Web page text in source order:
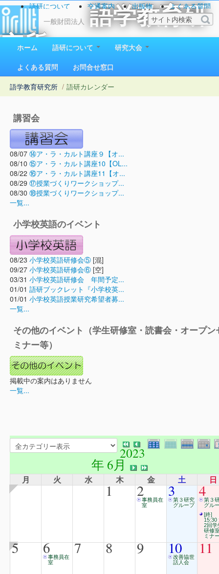
一般財団法人
語学教育研
究所
1923（大正12）年創立
語研について 交通案内 出版物
よくある質問
お問い合わせ
ホーム 語研について
研究大会
よくある質問
お問合せ窓口
語学教育研究所 / 語研カレンダー
講習会
08/07 ⑭ア・ラ・カルト講座９【オ...
08/10 ⑮ア・ラ・カルト講座10【OL...
08/22 ⑯ア・ラ・カルト講座11【オ...
08/29 ⑰授業づくりワークショップ...
08/30 ⑱授業づくりワークショップ...
一覧...
小学校英語のイベント
08/23 小学校英語研修会⑤ [混]
09/27 小学校英語研修会⑥ [空]
03/31 小学校英語研修会 年間予定...
01/01 語研ブックレット『小学校英...
01/01 小学校英語授業研究希望者募...
一覧...
その他のイベント（学生研修室・読書会・オープン
ミナー等）
掲載中の案内はありません
一覧...
2023
年 6月
月 火 水 木 金 土 日
1 2事務員在
室
3第３研究
グループ
4第３
グル
[終]
15:30
2回学
研修
ミナ
5 6事務員在
室
7 8 9 10
改善協世
話人会
11